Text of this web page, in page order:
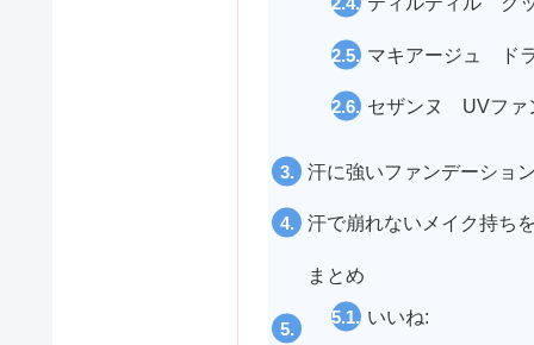
マキアージュ ド
セザンヌ UVファ
汗に強いファンデーショ
汗で崩れないメイク持ち
まとめ
いいね: